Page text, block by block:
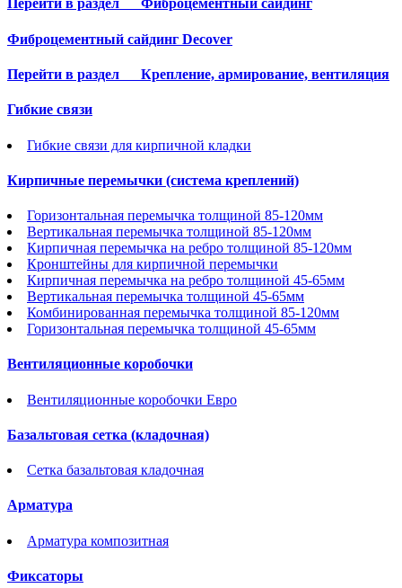
Перейти в раздел Фиброцементный сайдинг
Фиброцементный сайдинг Decover
Перейти в раздел Крепление, армирование, вентиляция
Гибкие связи
Гибкие связи для кирпичной кладки
Кирпичные перемычки (система креплений)
Горизонтальная перемычка толщиной 85-120мм
Вертикальная перемычка толщиной 85-120мм
Кирпичная перемычка на ребро толщиной 85-120мм
Кронштейны для кирпичной перемычки
Кирпичная перемычка на ребро толщиной 45-65мм
Вертикальная перемычка толщиной 45-65мм
Комбинированная перемычка толщиной 85-120мм
Горизонтальная перемычка толщиной 45-65мм
Вентиляционные коробочки
Вентиляционные коробочки Евро
Базальтовая сетка (кладочная)
Сетка базальтовая кладочная
Арматура
Арматура композитная
Фиксаторы